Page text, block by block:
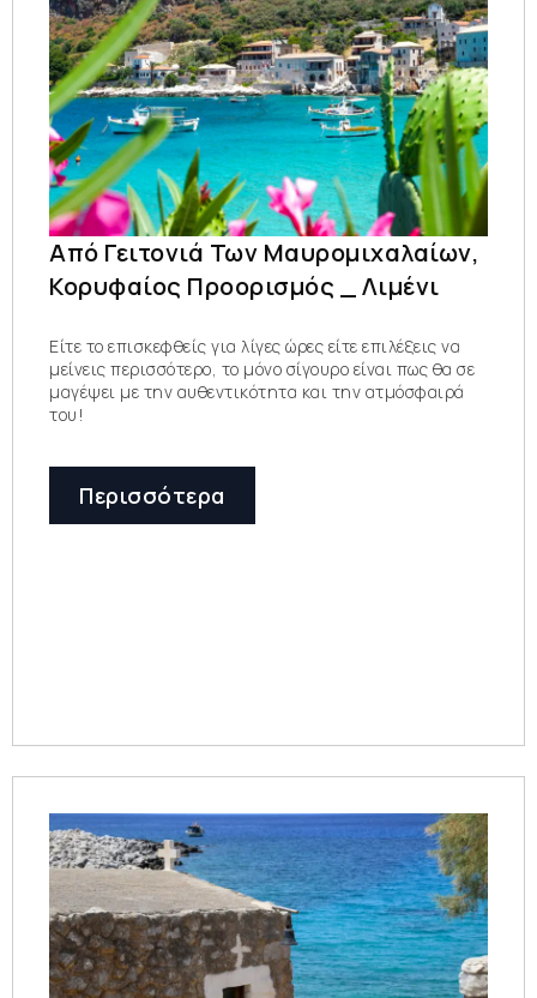
Από Γειτονιά Των Μαυρομιχαλαίων,
Κορυφαίος Προορισμός _ Λιμένι
Είτε το επισκεφθείς για λίγες ώρες είτε επιλέξεις να
μείνεις περισσότερο, το μόνο σίγουρο είναι πως θα σε
μαγέψει με την αυθεντικότητα και την ατμόσφαιρά
του!
Περισσότερα